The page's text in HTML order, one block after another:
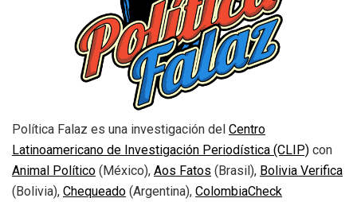
Política Falaz es una investigación del Centro
Latinoamericano de Investigación Periodística (CLIP) con
Animal Político (México), Aos Fatos (Brasil), Bolivia Verifica
(Bolivia), Chequeado (Argentina), ColombiaCheck